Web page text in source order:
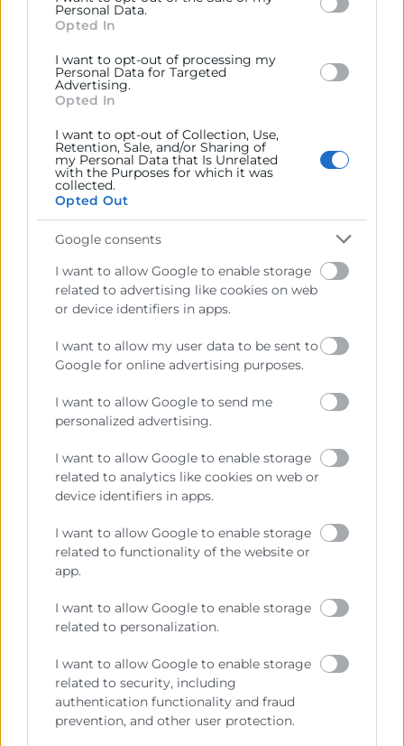
below specified purposes in below Google consent
section.
Personal Data.
Opted In
I want to opt-out of processing my
Personal Data for Targeted
Advertising.
Opted In
I want to opt-out of Collection, Use,
Retention, Sale, and/or Sharing of
my Personal Data that Is Unrelated
with the Purposes for which it was
collected.
Opted Out
Google consents
I want to allow Google to enable storage
related to advertising like cookies on web
or device identifiers in apps.
I want to allow my user data to be sent to
Google for online advertising purposes.
I want to allow Google to send me
personalized advertising.
I want to allow Google to enable storage
related to analytics like cookies on web or
device identifiers in apps.
I want to allow Google to enable storage
related to functionality of the website or
app.
I want to allow Google to enable storage
related to personalization.
I want to allow Google to enable storage
related to security, including
authentication functionality and fraud
prevention, and other user protection.
el curso de la UIMP sobre
autonomía estratégica de Europa
Santander, 07/07/2026.- El presidente de Cámara
Valencia, José Vicente Morata, ha participado hoy
junto al catedrático de la London School of
Economics, Luis Garicano, la
LEER MÁS »
8 de julio de 2026
CaixaBank y Cámara Valencia
renuevan su convenio para
impulsar la financiación y la
valencianas
Valencia, 02/06/2026.- La directora territorial de
CaixaBank en la Comunitat Valenciana y Región de